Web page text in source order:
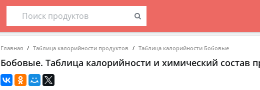
Главная Таблица калорийности продуктов Таблица калорийности Бобовые
Бобовые. Таблица калорийности и химический состав